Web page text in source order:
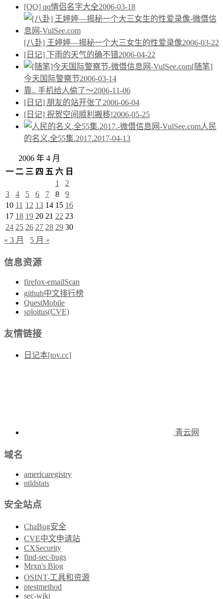
[QQ] qq情侣名字大全2006-03-18
[八卦] 王婷婷—揭秘一个大三女生的性爱录像2006-03-22
[日记] 下雨的天气的确不错2006-04-22
[随笔]
今天国际警察节2006-03-14
靠.. 手机给人偷了～2006-11-06
[日记] 朋友的站开张了2006-06-04
[日记] 祝贺空间顺利搬移!2006-05-25
人民
的名义.全55集.2017.2017-04-13
2006 年 4 月
一 二 三 四 五 六 日
1
2
3
4 5 6 7 8
9
10 11 12 13 14 15 16
17 18 19 20 21 22 23
24 25 26 27 28 29 30
« 3 月
5 月 »
信息资源
firefox-emailScan
github中文排行榜
QuestMobile
sploitus(CVE)
友情链接
日记本[tov.cc]
青云网
域名
americaregistry
ntldstats
安全站点
ChaBug安全
CVE中文申请站
CXSecurity
find-sec-bugs
Mrxn's Blog
OSINT-工具和资源
ptestmethod
sec-wiki